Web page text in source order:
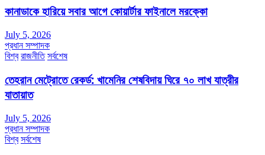
কানাডাকে হারিয়ে সবার আগে কোয়ার্টার ফাইনালে মরক্কো
July 5, 2026
প্রধান সম্পাদক
বিশ্ব রাজনীতি সর্বশেষ
তেহরান মেট্রোতে রেকর্ড: খামেনির শেষবিদায় ঘিরে ৭০ লাখ যাত্রীর
যাতায়াত
July 5, 2026
প্রধান সম্পাদক
বিশ্ব সর্বশেষ